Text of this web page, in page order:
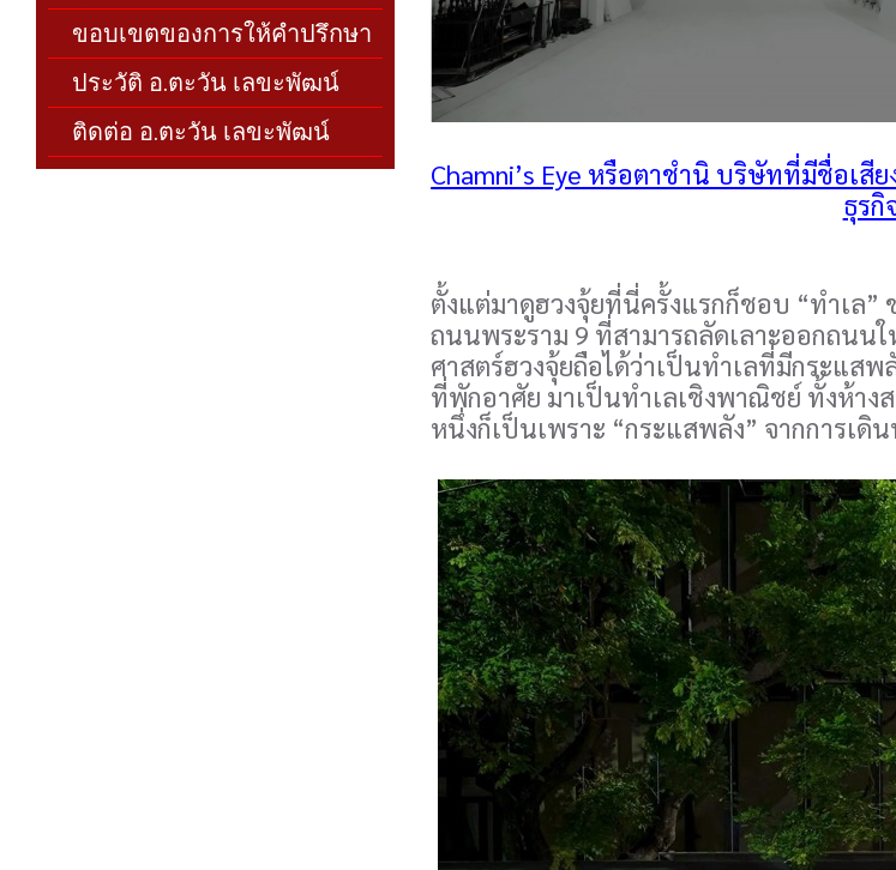
ขอบเขตของการให้คำปรึกษา
ประวัติ อ.ตะวัน เลขะพัฒน์
ติดต่อ อ.ตะวัน เลขะพัฒน์
Chamni’s Eye หรือตาชำนิ บริษัทที่มีชื่อเสี
ธุร
ตั้งแต่มาดูฮวงจุ้ยที่นี่ครั้งแรกก็ชอบ “ทำเล
ถนนพระราม 9 ที่สามารถลัดเลาะออกถนน
ศาสตร์ฮวงจุ้ยถือได้ว่าเป็นทำเลที่มีกระแสพ
ที่พักอาศัย มาเป็นทำเลเชิงพาณิชย์ ทั้งห้าง
หนึ่งก็เป็นเพราะ “กระแสพลัง” จากการเดิ